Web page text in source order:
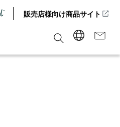
販売店様向け商品サイト